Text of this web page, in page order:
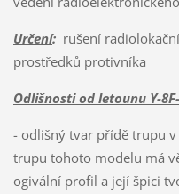
Určení:rušení
prostředků protivníka
Odlišnosti od letounu Y-
- odlišný tvar přídě trupu
trupu tohoto modelu má
ogivální profil a její špici